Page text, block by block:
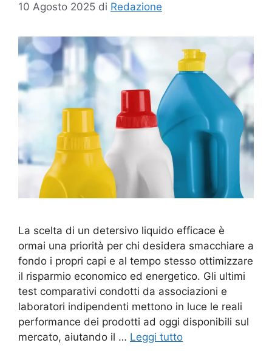
10 Agosto 2025 di Redazione
La scelta di un detersivo liquido efficace è
ormai una priorità per chi desidera smacchiare a
fondo i propri capi e al tempo stesso ottimizzare
il risparmio economico ed energetico. Gli ultimi
test comparativi condotti da associazioni e
laboratori indipendenti mettono in luce le reali
performance dei prodotti ad oggi disponibili sul
mercato, aiutando il … Leggi tutto